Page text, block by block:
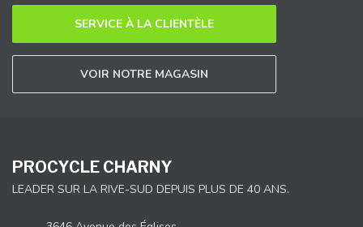
SERVICE À LA CLIENTÈLE
VOIR NOTRE MAGASIN
PROCYCLE CHARNY
LEADER SUR LA RIVE-SUD DEPUIS PLUS DE 40 ANS.